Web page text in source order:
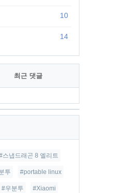
10
14
최근 댓글
스냅드래곤 8 엘리트
투 #portable linux
#우분투 #Xiaomi